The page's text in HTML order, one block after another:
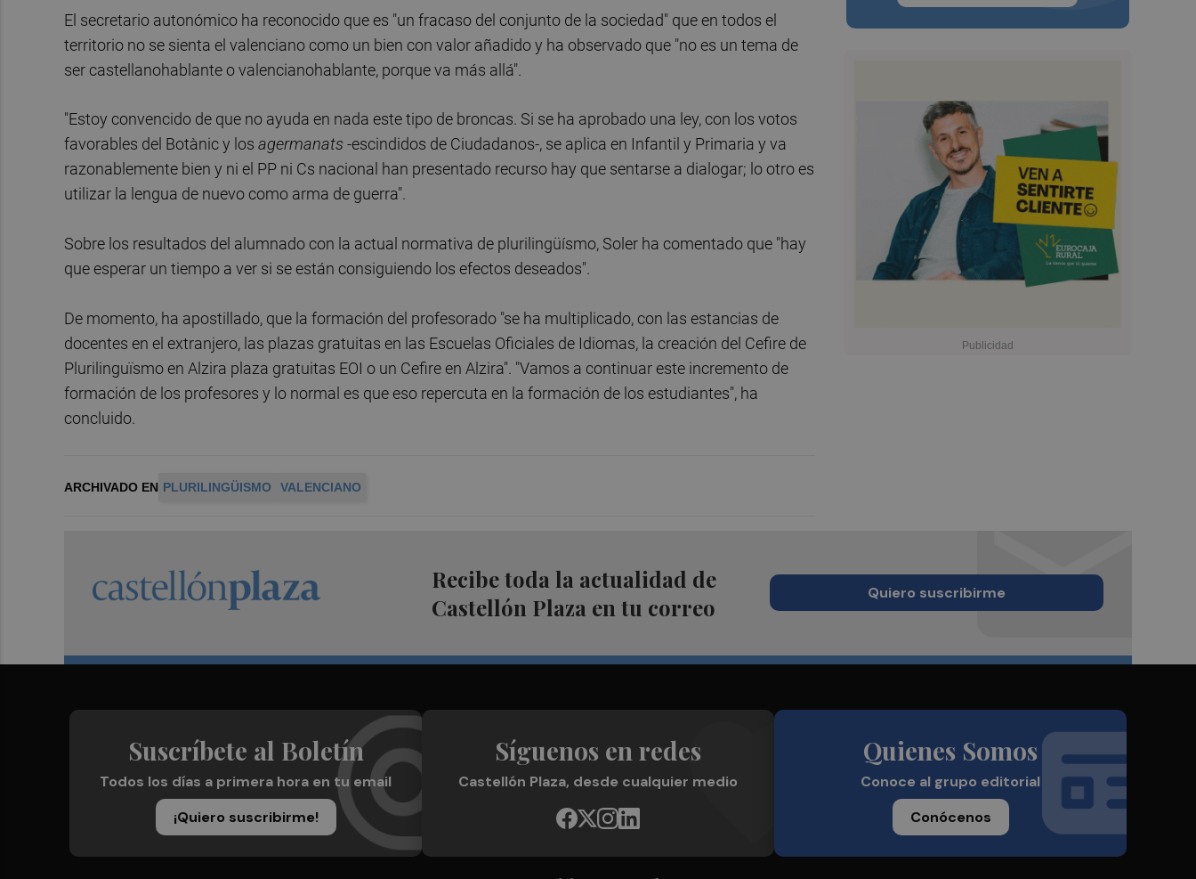
El secretario autonómico ha reconocido que es "un fracaso del conjunto de la sociedad" que en todos el
territorio no se sienta el valenciano como un bien con valor añadido y ha observado que "no es un tema de
ser castellanohablante o valencianohablante, porque va más allá".
"Estoy convencido de que no ayuda en nada este tipo de broncas. Si se ha aprobado una ley, con los votos
favorables del Botànic y los agermanats-escindidos de Ciudadanos-, se aplica en Infantil y Primaria y va
razonablemente bien y ni el PP ni Cs nacional han presentado recurso hay que sentarse a dialogar; lo otro es
utilizar la lengua de nuevo como arma de guerra".
Sobre los resultados del alumnado con la actual normativa de plurilingüísmo, Soler ha comentado que "hay
que esperar un tiempo a ver si se están consiguiendo los efectos deseados".
De momento, ha apostillado, que la formación del profesorado "se ha multiplicado, con las estancias de
docentes en el extranjero, las plazas gratuitas en las Escuelas Oficiales de Idiomas, la creación del Cefire de
Plurilinguïsmo en Alzira plaza gratuitas EOI o un Cefire en Alzira". "Vamos a continuar este incremento de
formación de los profesores y lo normal es que eso repercuta en la formación de los estudiantes", ha
concluido.
ARCHIVADO EN PLURILINGÜISMO VALENCIANO
Recibe toda la actualidad de
Castellón Plaza en tu correo
Quiero suscribirme
Suscríbete al Boletín
Todos los días a primera hora en tu email
¡Quiero suscribirme!
Síguenos en redes
Castellón Plaza, desde cualquier medio
Quienes Somos
Conoce al grupo editorial
Conócenos